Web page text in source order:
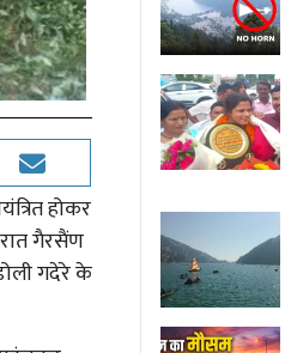
होकर
गैरसैंण
गदेरे के